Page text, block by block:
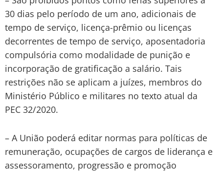
30 dias pelo período de um ano, adicionais de
tempo de serviço, licença-prêmio ou licenças
decorrentes de tempo de serviço, aposentadoria
compulsória como modalidade de punição e
incorporação de gratificação a salário. Tais
restrições não se aplicam a juízes, membros do
Ministério Público e militares no texto atual da
PEC 32/2020.
– A União poderá editar normas para políticas de
remuneração, ocupações de cargos de liderança e
assessoramento, progressão e promoção